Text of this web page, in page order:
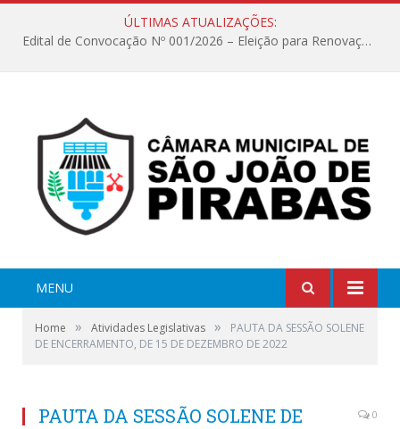
ÚLTIMAS ATUALIZAÇÕES:
Edital de Convocação Nº 001/2026 – Eleição para Renovação da Mesa Diretora – Biênio 2027/2028
MENU
Home » Atividades Legislativas »
PAUTA DA SESSÃO SOLENE
DE ENCERRAMENTO, DE 15 DE DEZEMBRO DE 2022
PAUTA DA SESSÃO SOLENE DE
0